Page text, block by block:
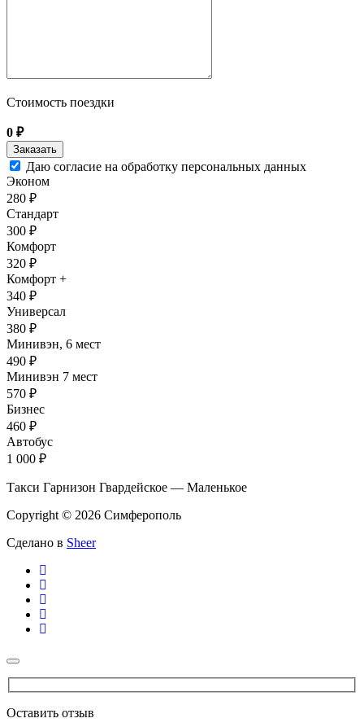
Стоимость поездки
0 ₽
Даю согласие на обработку персональных данных
Эконом
280 ₽
Стандарт
300 ₽
Комфорт
320 ₽
Комфорт +
340 ₽
Универсал
380 ₽
Минивэн, 6 мест
490 ₽
Минивэн 7 мест
570 ₽
Бизнес
460 ₽
Автобус
1 000 ₽
Такси Гарнизон Гвардейское — Маленькое
Copyright © 2026 Симферополь
Сделано в Sheer
Оставить отзыв